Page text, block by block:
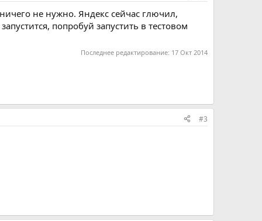
не нужно. Яндекс сейчас глючил,
попробуй запустить в тестовом
Последнее редактирование: 17 Окт 2014
#3